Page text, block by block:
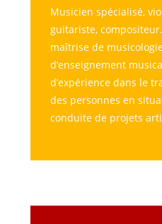
Musicien spécialisé,
guitariste,
maîtrise de
d’enseignement
d’expérience dans le
des personnes en
conduite de projets